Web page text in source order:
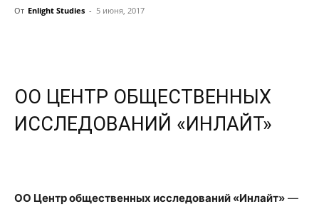
От Enlight Studies - 5 июня, 2017
ОО ЦЕНТР ОБЩЕСТВЕННЫХ
ИССЛЕДОВАНИЙ «ИНЛАЙТ»
ОО Центр общественных исследований «Инлайт» —